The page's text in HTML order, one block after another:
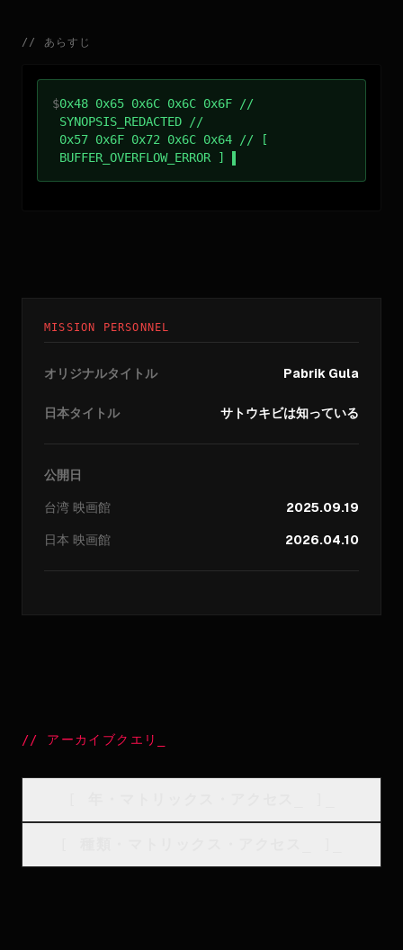
// あらすじ
$0x48 0x65 0x6C 0x6C 0x6F //
SYNOPSIS_REDACTED //
0x57 0x6F 0x72 0x6C 0x64 // [
BUFFER_OVERFLOW_ERROR ]
MISSION PERSONNEL
オリジナルタイトル Pabrik Gula
日本タイトル サトウキビは知っている
公開日
台湾 映画館
2025.09.19
日本 映画館 2026.04.10
// アーカイブクエリ